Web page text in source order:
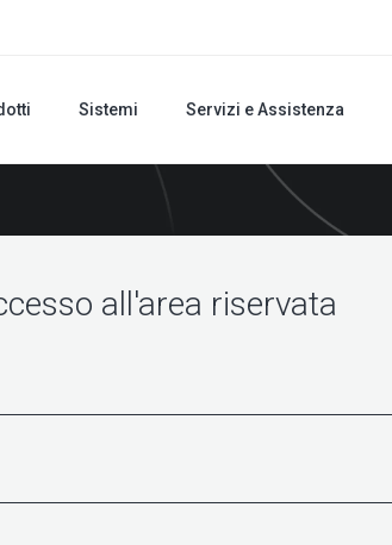
Sistemi Servizi e Assistenza
all'area riservata